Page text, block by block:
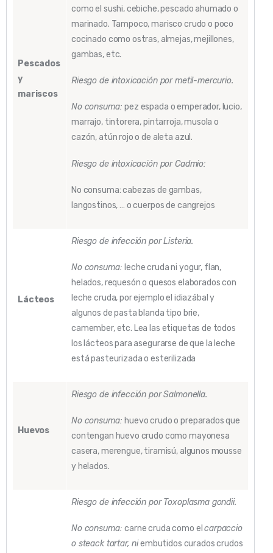
Pescados
y
mariscos
como el sushi, cebiche, pescado ahumado o
marinado. Tampoco, marisco crudo o poco
cocinado como ostras, almejas, mejillones,
gambas, etc.
Riesgo de intoxicación por metil-mercurio.
No consuma:pez espada o emperador, lucio,
marrajo, tintorera, pintarroja, musola o
cazón, atún rojo o de aleta azul.
Riesgo de intoxicación por Cadmio:
No consuma: cabezas de gambas,
langostinos, … o cuerpos de cangrejos
Lácteos
Riesgo de infección por Listeria.
No consuma: leche cruda ni yogur, flan,
helados, requesón o quesos elaborados con
leche cruda, por ejemplo el idiazábal y
algunos de pasta blanda tipo brie,
camember, etc. Lea las etiquetas de todos
los lácteos para asegurarse de que la leche
está pasteurizada o esterilizada
Huevos
Riesgo de infección por Salmonella.
No consuma: huevo crudo o preparados que
contengan huevo crudo como mayonesa
casera, merengue, tiramisú, algunos mousse
y helados.
Riesgo de infección por Toxoplasma gondii.
No consuma:carne cruda como elcarpaccio
o steack tartar, niembutidos curados crudos